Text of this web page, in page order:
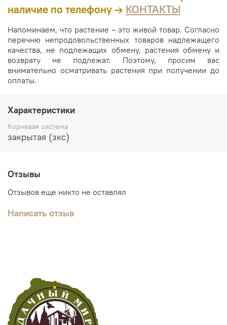
наличие по телефону → КОНТАКТЫ
Напоминаем, что растение – это живой товар. Согласно
перечню непродовольственных товаров надлежащего
качества, не подлежащих обмену, растения обмену и
возврату не подлежат. Поэтому, просим вас
внимательно осматривать растения при получении до
оплаты.
Характеристики
Корневая система
закрытая (зкс)
Отзывы
Отзывов еще никто не оставлял
Написать отзыв